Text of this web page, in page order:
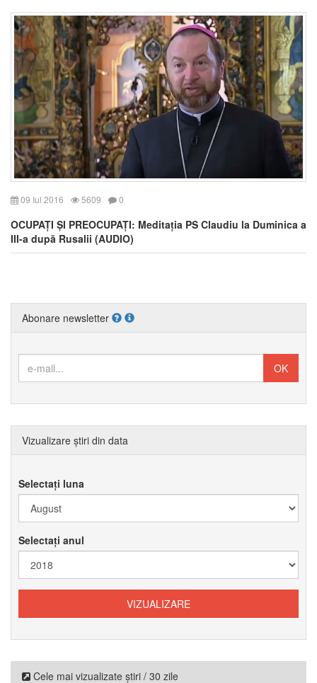
09 Iul 2016 5609 0
OCUPAȚI ȘI PREOCUPAȚI: Meditația PS Claudiu la Duminica a
III-a după Rusalii (AUDIO)
Abonare newsletter
Vizualizare știri din data
Selectați luna
Selectați anul
Cele mai vizualizate știri / 30 zile